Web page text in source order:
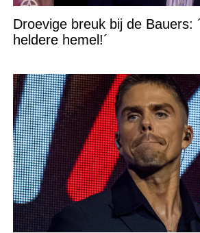
Droevige breuk bij de Bauers:
heldere hemel!´